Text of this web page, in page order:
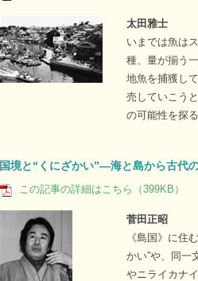
太田雅士
いまでは魚は
種、量が揃う
地魚を捕獲し
売していこう
の可能性を探る
国境と“くにざかい”―海と島から古代
この記事の詳細はこちら（399KB）
菅田正昭
《島国》に住
かい”や、同一
やニライカナ